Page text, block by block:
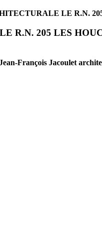
LE R.N.
R.N. 205 LES
François Jacoulet